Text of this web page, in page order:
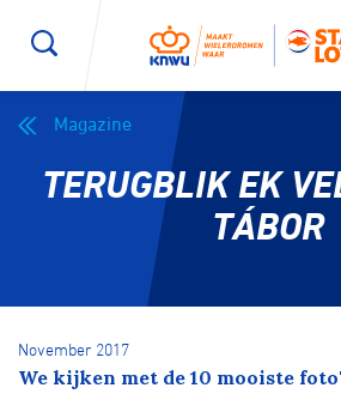
Kenniscentrum
Magazine
Nieuws
Magazine
TERUGBLIK EK
TÁBOR
November 2017
We kijken met de 10 mooiste
Wegwielrennen
E-
Kunstwielrijden ID-
Baanwielrennen